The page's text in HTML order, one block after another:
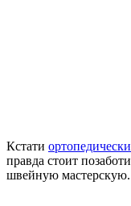
Кстати
правда стоит
швейную мастерскую.